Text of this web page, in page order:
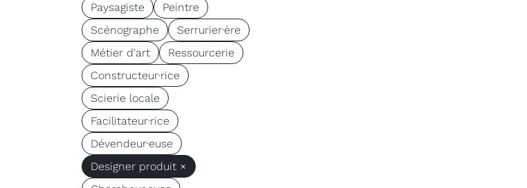
Paysagiste
Peintre
Scénographe
Serrurier·ère
Métier d'art
Ressourcerie
Constructeur·rice
Scierie locale
Facilitateur·rice
Dévendeur·euse
Designer produit ×